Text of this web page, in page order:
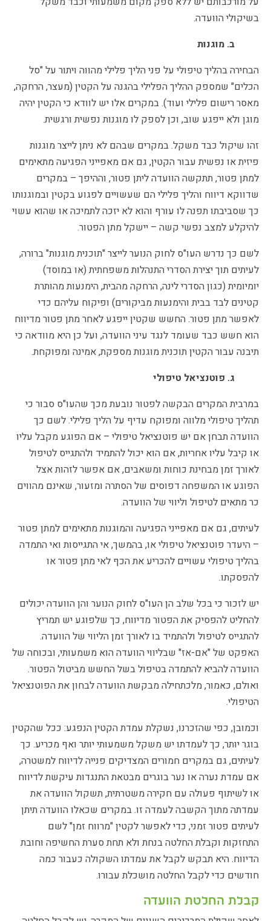
בשיקולי הוועדה.
ב. מוגנות
הבחירה בהליך טיפולי על פני הליך פלילי מהווה ויתור על "סל
הכלים" שמספק ההליך הפלילי בהגנה על הקטין (מעצר, הרחקה,
מאסר רישום פלילי ועוד). במקרים אלו יש לוודא כי הקטין יהיה
מוגן ולא ייפגע שוב, וכן לספק לו מוגנות נפשית ורגשית.
זהו שיקול כבד משקל. במקרים שבהם לא ניתן לייצר מוגנות
פיזית או נפשית עבור הקטין, גם אם מאפייני הפגיעה מתאימים
למתן פטור, תתקשה הוועדה ליתן פטור, וההיפך – במקרים
שדווקא דיווח והליך פלילי הם שעשויים לפגוע בקטין ובמוגנותו
כך שסביבתו תפנה לו עורף והוא לא יזכה לתמיכה או שהוא עשוי
להיקלע למצב נפשי קשה – יישקל מתן הפטור.
לשם כך נדרש העו"ס לחוק הנוער לייצר "תוכנית מוגנות" ברורה,
לעיתים תוך יצירת הסדרי התנהלות משפחתית (או במוסד)
יומיומית (כגון הסדרי לינה, הרחקה מהבית, הימנעות מהותרת
קטינים לבד בבית והימנעות מביקורים) ופיקוח עליהם כדי
לאפשר מתן פטור. החשש שקטין ייפגע לאחר מתן פטור מדיווח
הוא חשש כבד שעומד לנגד עיני הוועדה, ועל כן היא מוודאה כי
תיבנה עבור הקטין תוכנית מוגנות מספקת, אמינה ומפוקחת.
ג. פוטנציאל טיפולי
במרבית המקרים הבקשה לפטור נובעת מכך שהעו"ס סבור כי
תהליך טיפולי מלווה ומפוקח עדיף על הליך פלילי. לשם כך
הוועדה תבחן אם יש פוטנציאל טיפולי – אם הפוגע מקבל עליו
או קיבל עליו אחריות, אם הוא יכול להתמיד ולהתגייס לטיפול
לאורך זמן מבחינת כוחות ומשאבים, אם אפשר לזהות אצל
הפוגע או המשפחה דפוסים של הסתרה ומזעור, שאינם מהווים
כר מתאים לטיפול וליווי של הוועדה.
לעיתים, גם אם מאפייני הפגיעה והמוגנות מתאימים למתן פטור
– היעדר פוטנציאל טיפולי או, בהמשך, אי התגייסות ואי התמדה
בהליך טיפולי עשויים להכריע את הכף לאי מתן פטור או
להפסקתו.
יש לזכור כי בכל שלב הן העו"ס לחוק הנוער והן הוועדה יכולים
להחליט להפסיק את הפטור מדיווח, כך שלפוגע יש תמריץ
להתגייס לטיפול ולהתמיד בו לאורך זמן הליווי של הוועדה.
האפקט של "אם-אז" שבליווי הוועדה הוא משמעותי, ובכוחה של
הוועדה להביא להתמדה בטיפול בשל החשש מביטול הפטור.
ואולם, כאמור, מלכתחילה מבקשת הוועדה לבחון את הפוטנציאל
הטיפולי.
וכמובן, כפי שהזכרנו, נשקלת עמדת הקטין הנפגע: ככל שהקטין
בוגר יותר, כך לעמדתו יש משקל משמעותי יותר ואף מכריע. כך
לעיתים, גם במקרים חמורים המצדיקים פנייה לדיווח למשטרה,
אם עמדת נערה או נער בוגרים מבטאת התנגדות עיקשת לדיווח
או לשיתוף פעולה עם חקירה משטרתית, תשקול הוועדה את
עמדתה מתוך הקשבה לעמדה זו. במקרים שכאלו הוועדה תיתן
לעיתים פטור זמני, כדי לאפשר לקטין "מרווח זמן" לשם
התחזקות וקבלת החלטה בנחת ולא תחת סערת החשיפה וחובת
הדיווח. היא תבקש לקבל את עמדתו השקולה כעבור כמה
חודשים כדי לקבל החלטה מושכלת עבורו.
קבלת החלטת הוועדה